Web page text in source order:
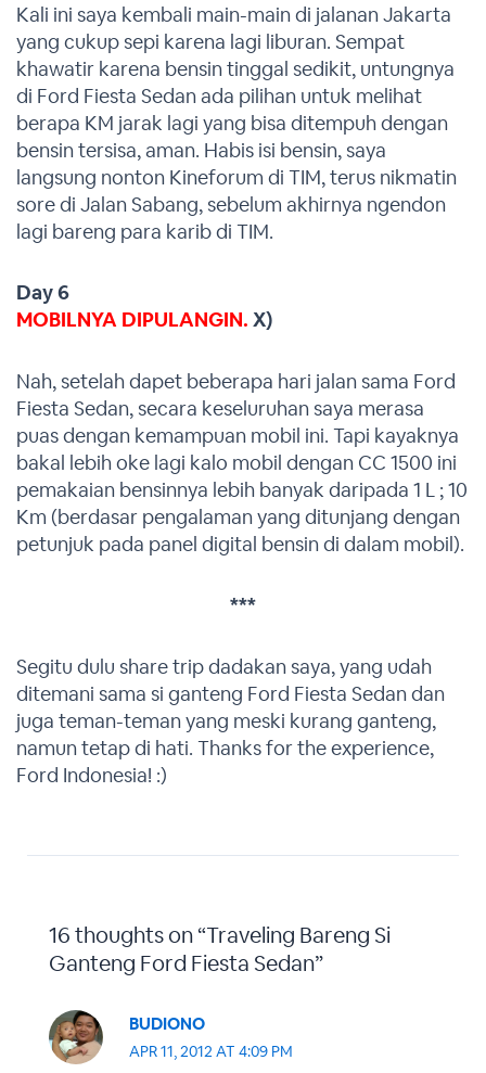
Kali ini saya kembali main-main di jalanan Jakarta
yang cukup sepi karena lagi liburan. Sempat
khawatir karena bensin tinggal sedikit, untungnya
di Ford Fiesta Sedan ada pilihan untuk melihat
berapa KM jarak lagi yang bisa ditempuh dengan
bensin tersisa, aman. Habis isi bensin, saya
langsung nonton Kineforum di TIM, terus nikmatin
sore di Jalan Sabang, sebelum akhirnya ngendon
lagi bareng para karib di TIM.
Day 6
MOBILNYA DIPULANGIN. X)
Nah, setelah dapet beberapa hari jalan sama Ford
Fiesta Sedan, secara keseluruhan saya merasa
puas dengan kemampuan mobil ini. Tapi kayaknya
bakal lebih oke lagi kalo mobil dengan CC 1500 ini
pemakaian bensinnya lebih banyak daripada 1 L ; 10
Km (berdasar pengalaman yang ditunjang dengan
petunjuk pada panel digital bensin di dalam mobil).
***
Segitu dulu share trip dadakan saya, yang udah
ditemani sama si ganteng Ford Fiesta Sedan dan
juga teman-teman yang meski kurang ganteng,
namun tetap di hati. Thanks for the experience,
Ford Indonesia! :)
16 thoughts on “Traveling Bareng Si
Ganteng Ford Fiesta Sedan”
BUDIONO
APR 11, 2012 AT 4:09 PM